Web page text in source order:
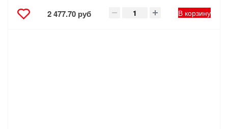
2 477.70 руб В корзину